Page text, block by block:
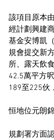
該項目原本
經計劃興建
基金安博凱
規會提交新
所、露天飲
42.5萬平方
189至225伙
恒地位元朗
規劃署方面